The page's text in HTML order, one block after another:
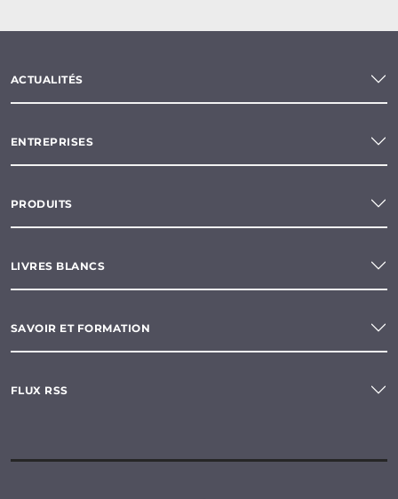
ACTUALITÉS
ENTREPRISES
PRODUITS
LIVRES BLANCS
SAVOIR ET FORMATION
FLUX RSS